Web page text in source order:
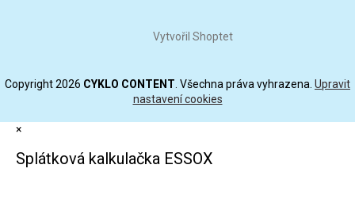
Vytvořil Shoptet
Copyright 2026 CYKLO CONTENT . Všechna práva vyhrazena. Upravit
nastavení cookies
×
Splátková kalkulačka ESSOX